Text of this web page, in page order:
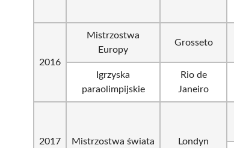
2016
Mistrzostwa
Europy
Grosseto
Igrzyska
paraolimpijskie
Rio de
Janeiro
2017 Mistrzostwa świata Londyn